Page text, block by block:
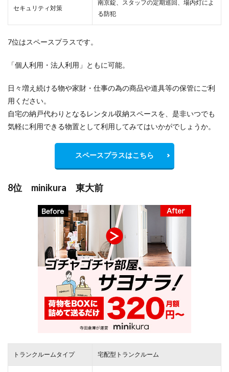
セキュリティ対策
南京錠、スタッフの定期巡回、場内灯によ
る防犯
7位はスペースプラスです。
「個人利用・法人利用」ともに可能。
日々増え続ける物や家財・仕事の為の商品や道具等の保管にご利
用ください。
自宅の納戸代わりとなるレンタル収納スペースを、是非いつでも
気軽に利用できる物置として利用してみてはいかがでしょうか。
スペースプラスはこちら
8位 minikura 東大前
トランクルームタイプ 宅配型トランクルーム